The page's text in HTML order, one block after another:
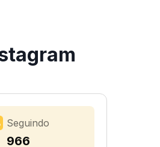
Seguindo
966